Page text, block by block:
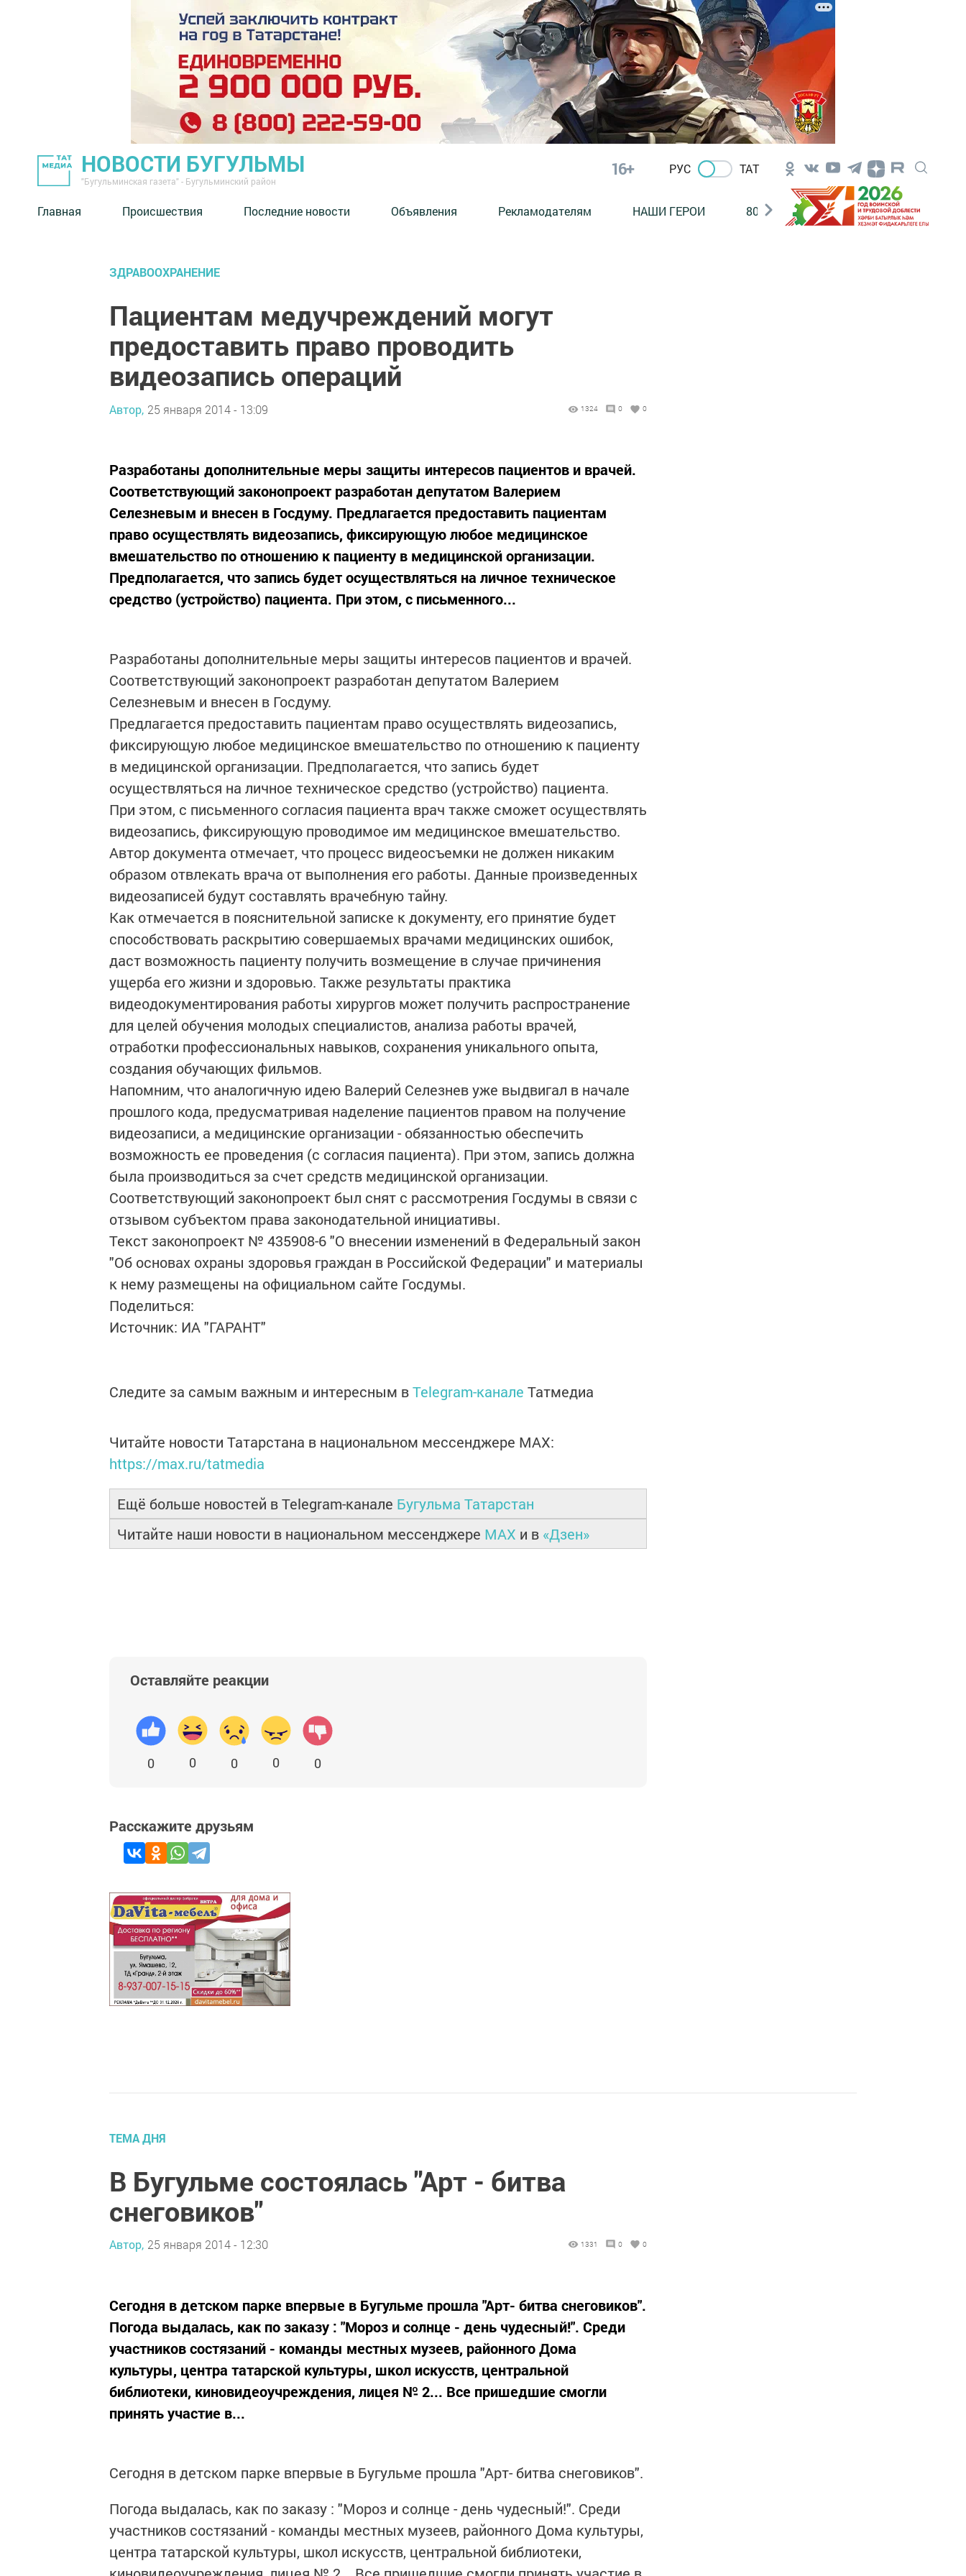
НОВОСТИ БУГУЛЬМЫ
"Бугульминская газета" - Бугульминский район
16+ РУС ТАТ
Главная Происшествия Последние новости Объявления Рекламодателям НАШИ ГЕРОИ 80 ЛЕТ ПОБЕДЫ! Финансовая
ЗДРАВООХРАНЕНИЕ
Пациентам медучреждений могут
предоставить право проводить
видеозапись операций
Автор, 25 января 2014 - 13:09 1324 0 0
Разработаны дополнительные меры защиты интересов пациентов и врачей.
Соответствующий законопроект разработан депутатом Bалерием
Селезневым и внесен в Госдуму. Предлагается предоставить пациентам
право осуществлять видеозапись, фиксирующую любое медицинское
вмешательство по отношению к пациенту в медицинской организации.
Предполагается, что запись будет осуществляться на личное техническое
средство (устройство) пациента. При этом, с письменного...
Разработаны дополнительные меры защиты интересов пациентов и врачей.
Соответствующий законопроект разработан депутатом Bалерием
Селезневым и внесен в Госдуму.
Предлагается предоставить пациентам право осуществлять видеозапись,
фиксирующую любое медицинское вмешательство по отношению к пациенту
в медицинской организации. Предполагается, что запись будет
осуществляться на личное техническое средство (устройство) пациента.
При этом, с письменного согласия пациента врач также сможет осуществлять
видеозапись, фиксирующую проводимое им медицинское вмешательство.
Автор документа отмечает, что процесс видеосъемки не должен никаким
образом отвлекать врача от выполнения его работы. Данные произведенных
видеозаписей будут составлять врачебную тайну.
Как отмечается в пояснительной записке к документу, его принятие будет
способствовать раскрытию совершаемых врачами медицинских ошибок,
даст возможность пациенту получить возмещение в случае причинения
ущерба его жизни и здоровью. Также результаты практика
видеодокументирования работы хирургов может получить распространение
для целей обучения молодых специалистов, анализа работы врачей,
отработки профессиональных навыков, сохранения уникального опыта,
создания обучающих фильмов.
Напомним, что аналогичную идею Валерий Селезнев уже выдвигал в начале
прошлого кода, предусматривая наделение пациентов правом на получение
видеозаписи, а медицинские организации - обязанностью обеспечить
возможность ее проведения (с согласия пациента). При этом, запись должна
была производиться за счет средств медицинской организации.
Соответствующий законопроект был снят с рассмотрения Госдумы в связи с
отзывом субъектом права законодательной инициативы.
Текст законопроект № 435908-6 "О внесении изменений в Федеральный закон
"Об основах охраны здоровья граждан в Российской Федерации" и материалы
к нему размещены на официальном сайте Госдумы.
Поделиться:
Источник: ИА "ГАРАНТ"
Следите за самым важным и интересным вTelegram-канале Татмедиа
Читайте новости Татарстана в национальном мессенджере MАХ:
https://max.ru/tatmedia
Ещё больше новостей в Telegram-канале Бугульма Татарстан
Читайте наши новости в национальном мессенджере MAX и в «Дзен»
Оставляйте реакции
0 0 0 0 0
Расскажите друзьям
ТЕМА ДНЯ
В Бугульме состоялась "Арт - битва
снеговиков"
Автор, 25 января 2014 - 12:30 1331 0 0
Сегодня в детском парке впервые в Бугульме прошла "Арт- битва снеговиков".
Погода выдалась, как по заказу : "Мороз и солнце - день чудесный!". Среди
участников состязаний - команды местных музеев, районного Дома
культуры, центра татарской культуры, школ искусств, центральной
библиотеки, киновидеоучреждения, лицея № 2... Все пришедшие смогли
принять участие в...
Сегодня в детском парке впервые в Бугульме прошла "Арт- битва снеговиков".
Погода выдалась, как по заказу : "Мороз и солнце - день чудесный!". Среди
участников состязаний - команды местных музеев, районного Дома культуры,
центра татарской культуры, школ искусств, центральной библиотеки,